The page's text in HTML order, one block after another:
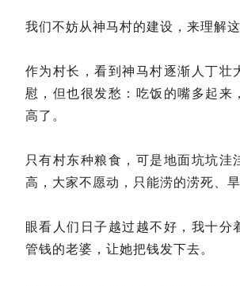
我们不妨从神马村的建设，来理解这
作为村长，看到神马村逐渐人丁壮
慰，但也很发愁：吃饭的嘴多起来
高了。
只有村东种粮食，可是地面坑坑洼
高，大家不愿动，只能涝的涝死、旱
眼看人们日子越过越不好，我十分
管钱的老婆，让她把钱发下去。